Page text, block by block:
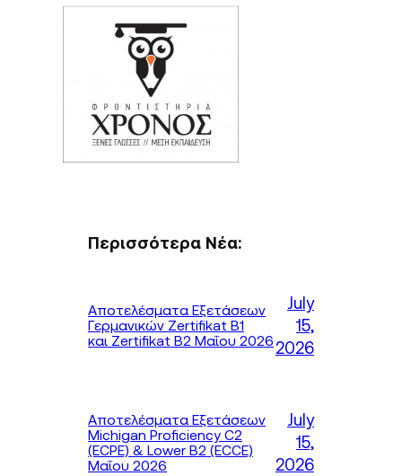
Περισσότερα Νέα:
Αποτελέσματα Εξετάσεων
Γερμανικών Zertifikat B1
και Zertifikat B2 Μαΐου 2026
July
15,
2026
Αποτελέσματα Εξετάσεων
Michigan Proficiency C2
(ECPE) & Lower B2 (ECCE)
Μαΐου 2026
July
15,
2026